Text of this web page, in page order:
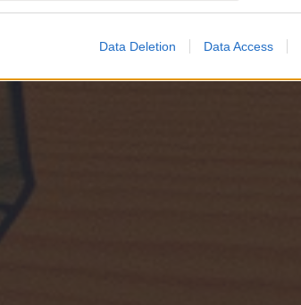
Data Deletion Data Access